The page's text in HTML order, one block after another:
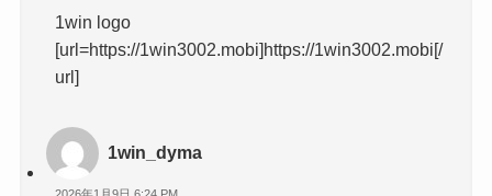
1win logo
[url=https://1win3002.mobi]https://1win3002.mobi[/
url]
1win_dyma